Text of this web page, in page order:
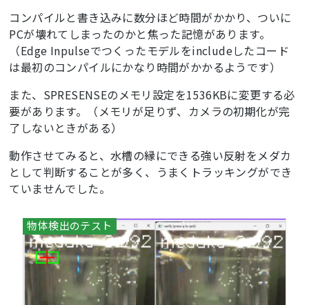
コンパイルと書き込みに数分ほど時間がかかり、ついに
PCが壊れてしまったのかと焦った記憶があります。
（Edge Inpulseでつくったモデルをincludeしたコード
は最初のコンパイルにかなり時間がかかるようです）
また、SPRESENSEのメモリ設定を1536KBに変更する必
要があります。（メモリが足りず、カメラの初期化が完
了しないときがある）
動作させてみると、水槽の縁にできる強い反射をメダカ
として判断することが多く、うまくトラッキングができ
ていませんでした。